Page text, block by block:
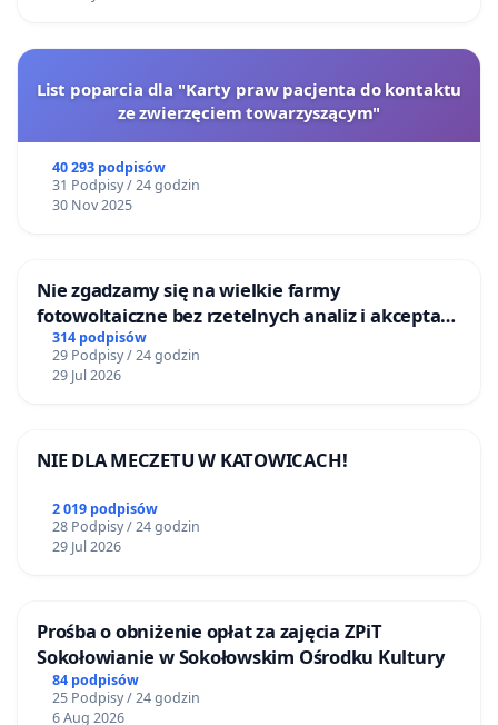
List poparcia dla "Karty praw pacjenta do kontaktu
ze zwierzęciem towarzyszącym"
40 293 podpisów
31 Podpisy / 24 godzin
30 Nov 2025
Nie zgadzamy się na wielkie farmy
fotowoltaiczne bez rzetelnych analiz i akceptacji
mieszkańców
314 podpisów
29 Podpisy / 24 godzin
29 Jul 2026
NIE DLA MECZETU W KATOWICACH!
2 019 podpisów
28 Podpisy / 24 godzin
29 Jul 2026
Prośba o obniżenie opłat za zajęcia ZPiT
Sokołowianie w Sokołowskim Ośrodku Kultury
84 podpisów
25 Podpisy / 24 godzin
6 Aug 2026